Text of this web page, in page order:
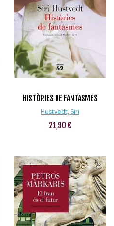
HISTÒRIES DE FANTASMES
Hustvedt, Siri
21,90 €